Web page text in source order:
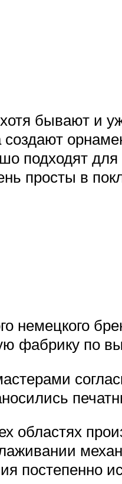
бывают и
подходят для
просты в
немецкого
фабрику по
областях
постепенно